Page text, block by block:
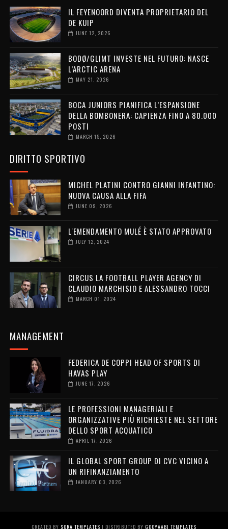
IL FEYENOORD DIVENTA PROPRIETARIO DEL
DE KUIP
JUNE 12, 2026
BODØ/GLIMT INVESTE NEL FUTURO: NASCE
L’ARCTIC ARENA
MAY 21, 2026
BOCA JUNIORS PIANIFICA L’ESPANSIONE
DELLA BOMBONERA: CAPIENZA FINO A 80.000
POSTI
MARCH 15, 2026
DIRITTO SPORTIVO
MICHEL PLATINI CONTRO GIANNI INFANTINO:
NUOVA CAUSA ALLA FIFA
JUNE 09, 2026
L'EMENDAMENTO MULÉ È STATO APPROVATO
JULY 12, 2024
CIRCUS LA FOOTBALL PLAYER AGENCY DI
CLAUDIO MARCHISIO E ALESSANDRO TOCCI
MARCH 01, 2024
MANAGEMENT
FEDERICA DE COPPI HEAD OF SPORTS DI
HAVAS PLAY
JUNE 17, 2026
LE PROFESSIONI MANAGERIALI E
ORGANIZZATIVE PIÙ RICHIESTE NEL SETTORE
DELLO SPORT ACQUATICO
APRIL 17, 2026
IL GLOBAL SPORT GROUP DI CVC VICINO A
UN RIFINANZIAMENTO
JANUARY 03, 2026
CREATED BY SORA TEMPLATES | DISTRIBUTED BY GOOYAABI TEMPLATES